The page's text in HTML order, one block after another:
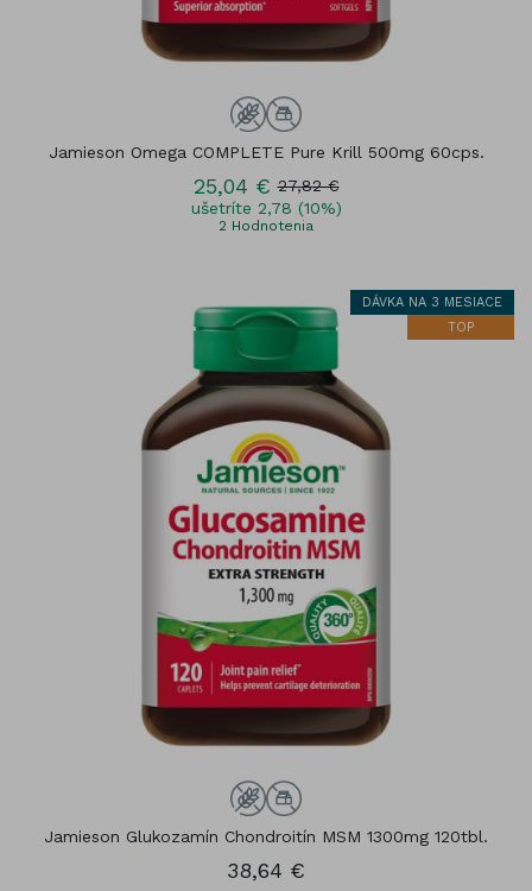
Jamieson Omega COMPLETE Pure Krill 500mg 60cps.
25,04 € 27,82 €
ušetríte 2,78 (10%)
2 Hodnotenia
DÁVKA NA 3 MESIACE
TOP
Jamieson Glukozamín Chondroitín MSM 1300mg 120tbl.
38,64 €